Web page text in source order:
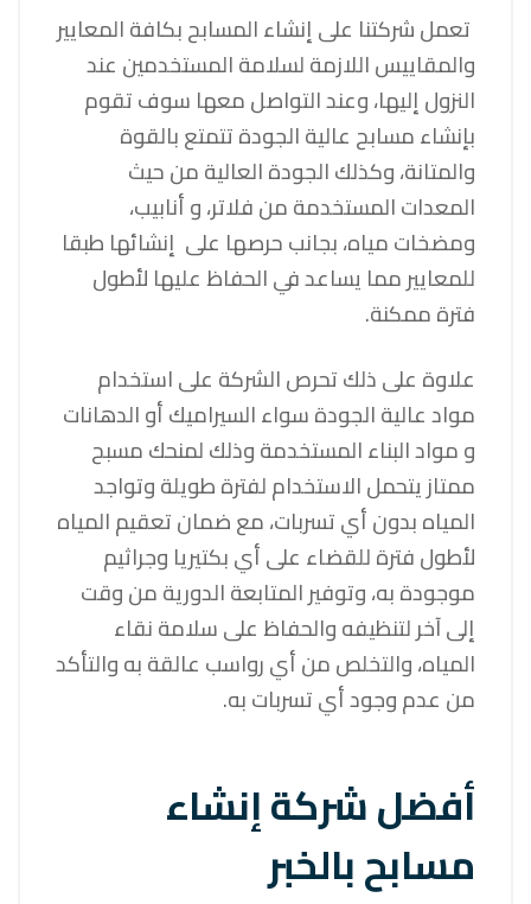
تعمل شركتنا على إنشاء المسابح بكافة المعايير
والمقاييس اللازمة لسلامة المستخدمين عند
النزول إليها، وعند التواصل معها سوف تقوم
بإنشاء مسابح عالية الجودة تتمتع بالقوة
والمتانة، وكذلك الجودة العالية من حيث
المعدات المستخدمة من فلاتر، و أنابيب،
ومضخات مياه، بجانب حرصها على إنشائها طبقا
للمعايير مما يساعد في الحفاظ عليها لأطول
فترة ممكنة.
علاوة على ذلك تحرص الشركة على استخدام
مواد عالية الجودة سواء السيراميك أو الدهانات
و مواد البناء المستخدمة وذلك لمنحك مسبح
ممتاز يتحمل الاستخدام لفترة طويلة وتواجد
المياه بدون أي تسربات، مع ضمان تعقيم المياه
لأطول فترة للقضاء على أي بكتيريا وجراثيم
موجودة به، وتوفير المتابعة الدورية من وقت
إلى آخر لتنظيفه والحفاظ على سلامة نقاء
المياه، والتخلص من أي رواسب عالقة به والتأكد
من عدم وجود أي تسربات به.
أفضل شركة إنشاء
مسابح بالخبر